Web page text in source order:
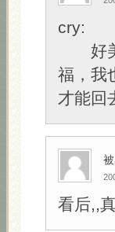
cry:
好美
福，我
才能回
看后,,